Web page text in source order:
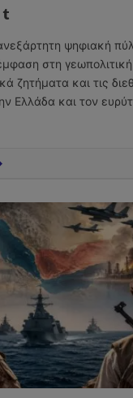
Tumblr
ψηφιακή
στη
ζητήματα και τις
Ελλάδα και τον